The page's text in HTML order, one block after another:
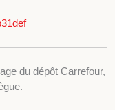
du dépôt Carrefour,